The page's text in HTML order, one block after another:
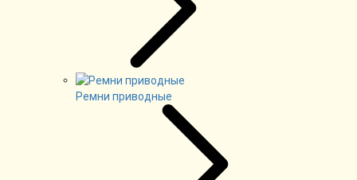
Ремни приводные